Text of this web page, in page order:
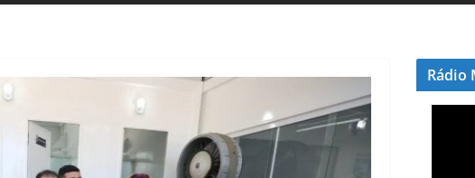
Rádio